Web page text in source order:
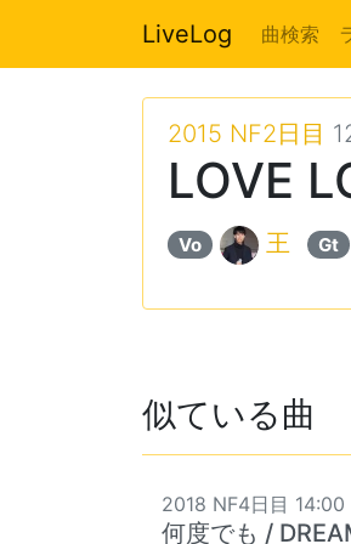
LiveLog 曲検索
2015 NF2日目
LOVE
Vo 王 Gt
似ている曲
2018 NF4日目 14:00
何度でも /